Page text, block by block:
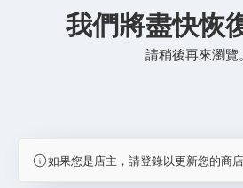
我們將盡快恢
請稍後再來瀏覽。
如果您是店主，請登錄以更新您的商店